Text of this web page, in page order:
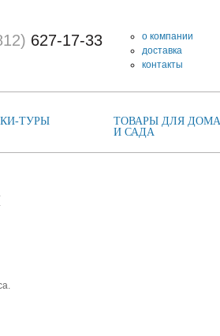
627-17-33
о компании
доставка
контакты
ТУРЫ
ТОВАРЫ ДЛЯ
И САДА